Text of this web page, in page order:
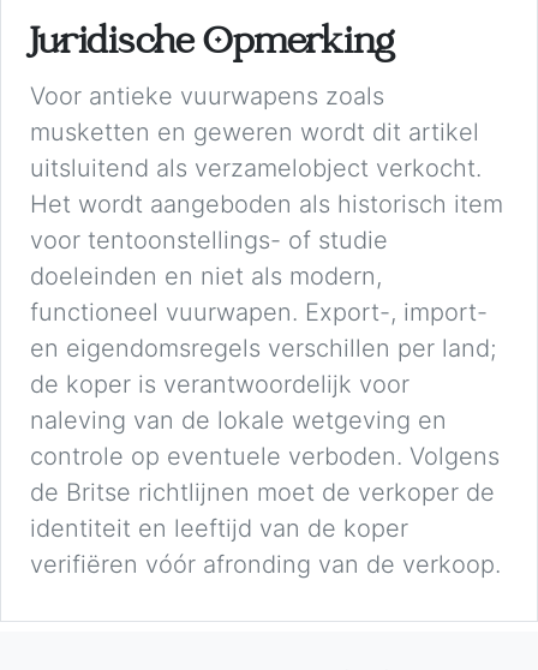
Juridische Opmerking
Voor antieke vuurwapens zoals
musketten en geweren wordt dit artikel
uitsluitend als verzamelobject verkocht.
Het wordt aangeboden als historisch item
voor tentoonstellings- of studie
doeleinden en niet als modern,
functioneel vuurwapen. Export-, import-
en eigendomsregels verschillen per land;
de koper is verantwoordelijk voor
naleving van de lokale wetgeving en
controle op eventuele verboden. Volgens
de Britse richtlijnen moet de verkoper de
identiteit en leeftijd van de koper
verifiëren vóór afronding van de verkoop.